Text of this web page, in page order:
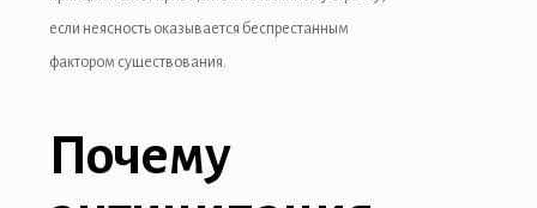
если неясность оказывается беспрестанным
фактором существования.
Почему